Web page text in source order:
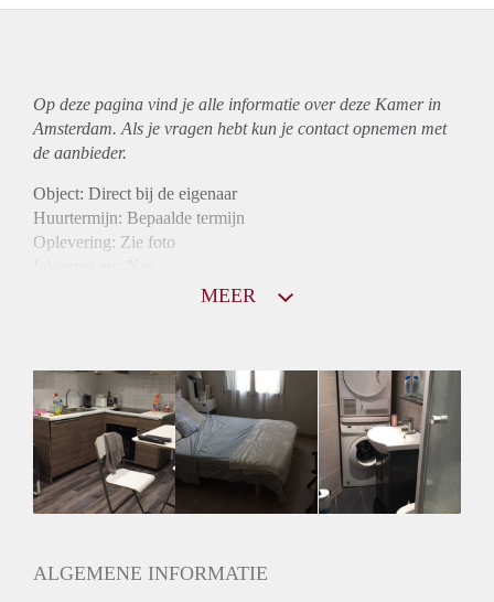
Op deze pagina vind je alle informatie over deze Kamer in
Amsterdam. Als je vragen hebt kun je contact opnemen met
de aanbieder.
Object: Direct bij de eigenaar
Huurtermijn: Bepaalde termijn
Oplevering: Zie foto
Gedeelde Douche: Ja
Gedeelde woonkamer: Ja
Huisgenoten: Ja
Geslacht huisgenoten: Gemengd
MEER
ALGEMENE INFORMATIE